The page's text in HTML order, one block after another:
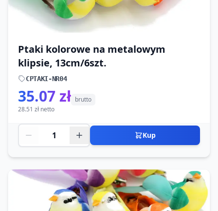
Ptaki kolorowe na metalowym
klipsie, 13cm/6szt.
CPTAKI-NR04
35.07 zł brutto
28.51 zł netto
Kup